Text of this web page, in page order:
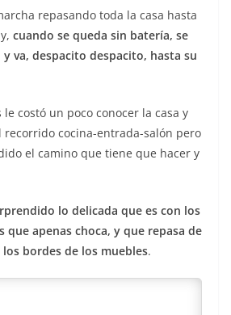
repasando toda la casa hasta
cuando se queda sin batería, se
va, despacito despacito, hasta su
le costó un poco conocer la casa y
recorrido cocina-entrada-salón pero
el camino que tiene que hacer y
lo delicada que es con los
que apenas choca, y que repasa de
bordes de los muebles.